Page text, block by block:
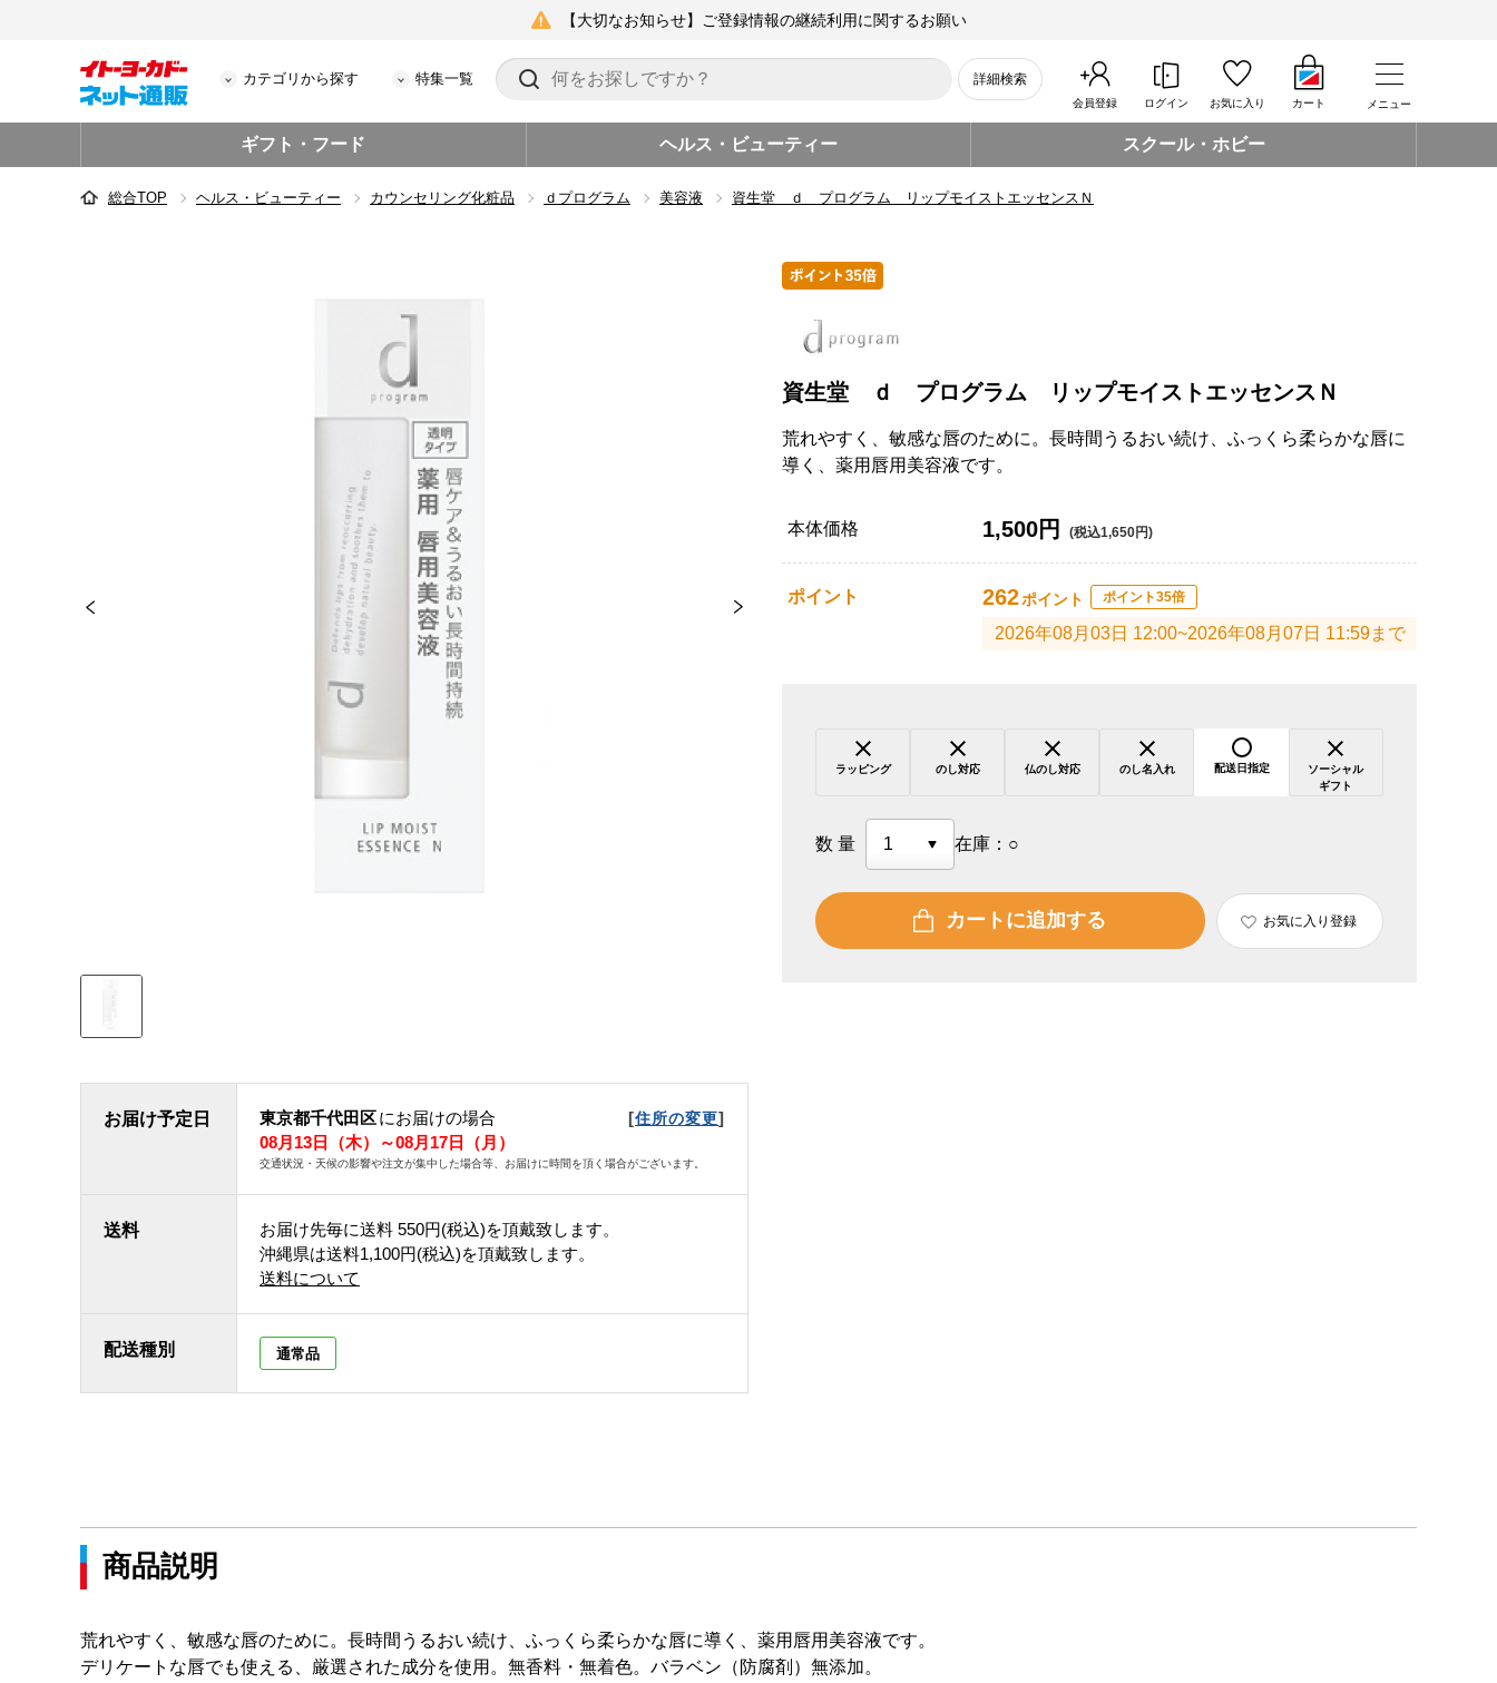
【大切なお知らせ】ご登録情報の継続利用に関するお願い
カテゴリから探す 特集一覧 詳細検索
会員登録 ログイン お気に入り カート メニュー
ギフト・フード ヘルス・ビューティー スクール・ホビー
総合TOP ヘルス・ビューティー カウンセリング化粧品 ｄプログラム 美容液 資生堂 ｄ プログラム リップモイストエッセンスＮ
お届け予定日 東京都千代田区にお届けの場合 [住所の変更]
08月13日（木）～08月17日（月）
交通状況・天候の影響や注文が集中した場合等、お届けに時間を頂く場合がございます。
送料 お届け先毎に送料 550円(税込)を頂戴致します。
沖縄県は送料1,100円(税込)を頂戴致します。
送料について
配送種別 通常品
資生堂 ｄ プログラム リップモイストエッセンスＮ
荒れやすく、敏感な唇のために。長時間うるおい続け、ふっくら柔らかな唇に
導く、薬用唇用美容液です。
本体価格 1,500円 (税込1,650円)
ポイント 262ポイント ポイント35倍
2026年08月03日 12:00~2026年08月07日 11:59まで
ラッピング のし対応 仏のし対応 のし名入れ 配送日指定
ソーシャル
ギフト
数量 在庫： ○
カートに追加する お気に入り登録
商品説明
荒れやすく、敏感な唇のために。長時間うるおい続け、ふっくら柔らかな唇に導く、薬用唇用美容液です。
デリケートな唇でも使える、厳選された成分を使用。無香料・無着色。バラベン（防腐剤）無添加。